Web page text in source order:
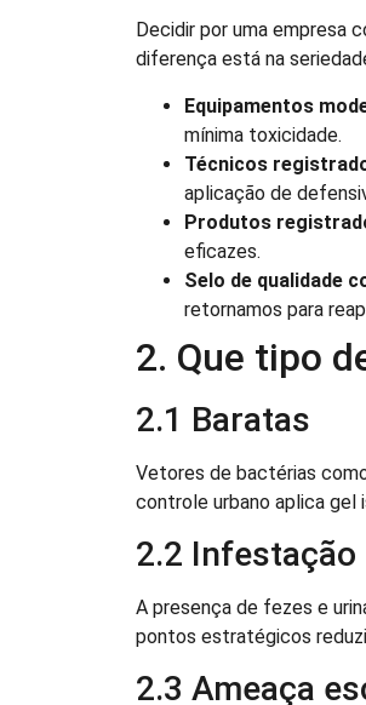
Decidir por uma empresa
diferença está na
Equipamentos
mínima toxicidade.
Técnicos
aplicação de
Produtos
eficazes.
Selo de qualidade
retornamos para
2. Que tipo
2.1 Baratas
Vetores de bactérias
controle urbano aplica gel
2.2
A presença de fezes e
pontos estratégicos
2.3 Ameaça